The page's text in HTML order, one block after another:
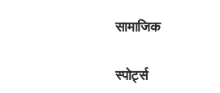
सामाजिक
स्पोर्ट्स